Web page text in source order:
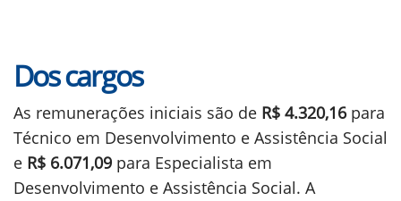
Dos cargos
As remunerações iniciais são de R$ 4.320,16para
Técnico em Desenvolvimento e Assistência Social
e R$ 6.071,09 para Especialista em
Desenvolvimento e Assistência Social. A